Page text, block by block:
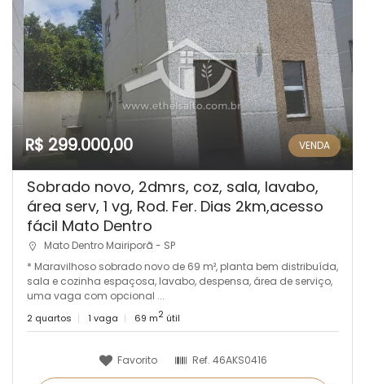
R$ 299.000,00 VENDA
Sobrado novo, 2dmrs, coz, sala, lavabo,
área serv, 1 vg, Rod. Fer. Dias 2km,acesso
fácil Mato Dentro
Mato Dentro Mairiporã - SP
* Maravilhoso sobrado novo de 69 m², planta bem distribuída,
sala e cozinha espaçosa, lavabo, despensa, área de serviço,
uma vaga com opcional ...
2 quartos 1 vaga 69 m2 útil
Favorito Ref. 46AKS0416